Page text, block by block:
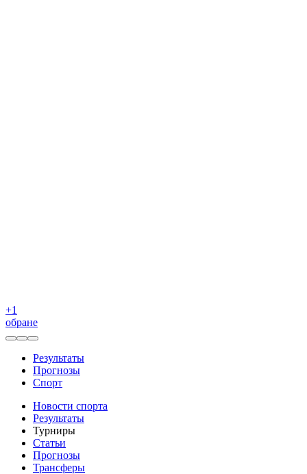
+1
обране
Результаты
Прогнозы
Спорт
Новости спорта
Результаты
Турниры
Статьи
Прогнозы
Трансферы